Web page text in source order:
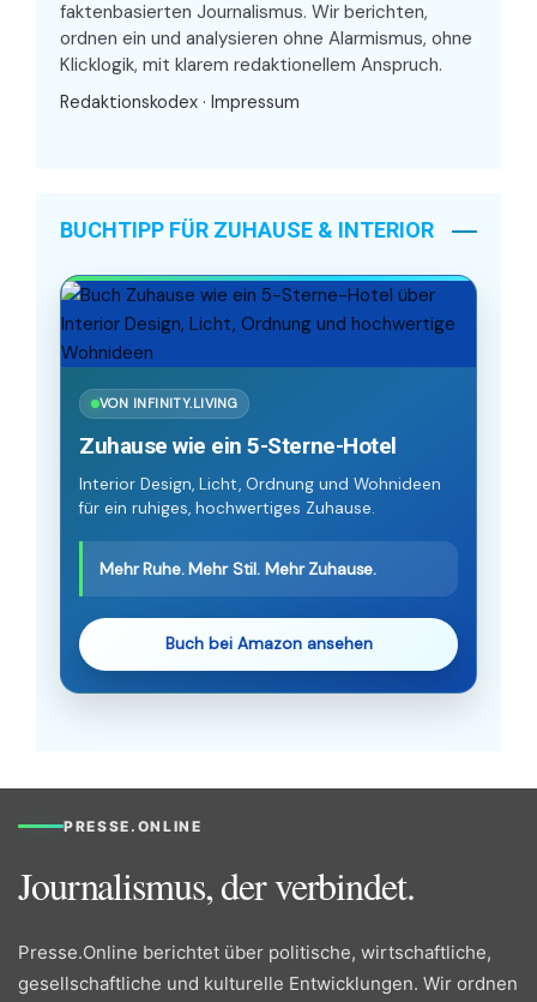
faktenbasierten Journalismus. Wir berichten,
ordnen ein und analysieren ohne Alarmismus, ohne
Klicklogik, mit klarem redaktionellem Anspruch.
Redaktionskodex · Impressum
BUCHTIPP FÜR ZUHAUSE & INTERIOR
VON INFINITY.LIVING
Zuhause wie ein 5-Sterne-Hotel
Interior Design, Licht, Ordnung und Wohnideen
für ein ruhiges, hochwertiges Zuhause.
Mehr Ruhe. Mehr Stil. Mehr Zuhause.
Buch bei Amazon ansehen
PRESSE.ONLINE
Journalismus, der verbindet.
Presse.Online berichtet über politische, wirtschaftliche,
gesellschaftliche und kulturelle Entwicklungen. Wir ordnen